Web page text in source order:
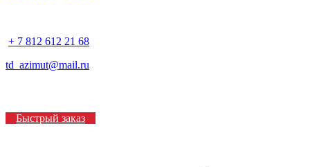
+ 7 812 612 21 68
td_azimut@mail.ru
Быстрый заказ